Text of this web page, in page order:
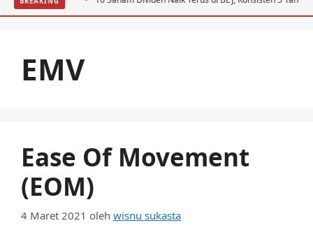
EMV
Ease Of Movement
(EOM)
4 Maret 2021 oleh wisnu sukasta